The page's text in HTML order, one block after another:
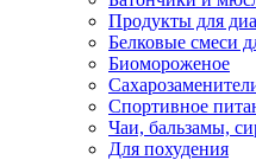
Продукты для
Белковые смеси
Биомороженое
Спортивное
Чаи, бальзамы,
Для похудения